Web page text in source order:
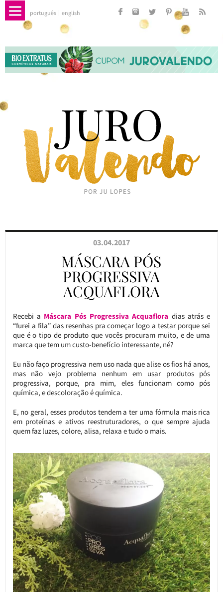
português english
03.04.2017
MÁSCARA PÓS
PROGRESSIVA
ACQUAFLORA
Recebi a Máscara Pós Progressiva Acquaflora dias atrás e
“furei a fila” das resenhas pra começar logo a testar porque sei
que é o tipo de produto que vocês procuram muito, e de uma
marca que tem um custo-benefício interessante, né?
Eu não faço progressiva nem uso nada que alise os fios há anos,
mas não vejo problema nenhum em usar produtos pós
progressiva, porque, pra mim, eles funcionam como pós
química, e descoloração é química.
E, no geral, esses produtos tendem a ter uma fórmula mais rica
em proteínas e ativos reestruturadores, o que sempre ajuda
quem faz luzes, colore, alisa, relaxa e tudo o mais.